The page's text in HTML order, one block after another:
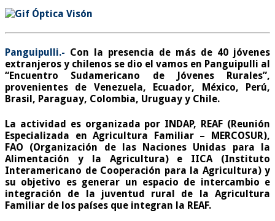
Panguipulli.- Con la presencia de más de 40 jóvenes
extranjeros y chilenos se dio el vamos en Panguipulli al
“Encuentro Sudamericano de Jóvenes Rurales”,
provenientes de Venezuela, Ecuador, México, Perú,
Brasil, Paraguay, Colombia, Uruguay y Chile.
La actividad es organizada por INDAP, REAF (Reunión
Especializada en Agricultura Familiar – MERCOSUR),
FAO (Organización de las Naciones Unidas para la
Alimentación y la Agricultura) e IICA (Instituto
Interamericano de Cooperación para la Agricultura) y
su objetivo es generar un espacio de intercambio e
integración de la juventud rural de la Agricultura
Familiar de los países que integran la REAF.